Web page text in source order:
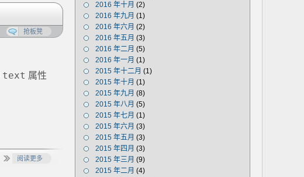
抢板凳
text 属性
阅读更多
2016 年十月 (2)
2016 年九月 (1)
2016 年六月 (2)
2016 年五月 (3)
2016 年二月 (5)
2016 年一月 (1)
2015 年十二月 (1)
2015 年十月 (1)
2015 年九月 (8)
2015 年八月 (5)
2015 年七月 (1)
2015 年六月 (3)
2015 年五月 (3)
2015 年四月 (3)
2015 年三月 (9)
2015 年二月 (4)